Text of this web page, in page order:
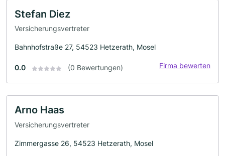
Stefan Diez
Versicherungsvertreter
Bahnhofstraße 27, 54523 Hetzerath, Mosel
0.0 (0 Bewertungen) Firma bewerten
Arno Haas
Versicherungsvertreter
Zimmergasse 26, 54523 Hetzerath, Mosel